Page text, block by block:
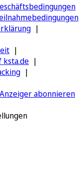
ksta.de
abonnieren